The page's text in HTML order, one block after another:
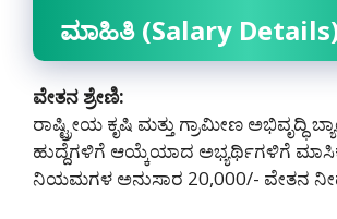
ಮಾಹಿತಿ (Salary
ವೇತನ ಶ್ರೇಣಿ:
ರಾಷ್ಟ್ರೀಯ ಕೃಷಿ ಮತ್ತು ಗ್ರಾಮೀಣ ಅಭಿವೃದ್ಧಿ
ಹುದ್ದೆಗಳಿಗೆ ಆಯ್ಕೆಯಾದ ಅಭ್ಯರ್ಥಿಗಳಿಗೆ
ನಿಯಮಗಳ ಅನುಸಾರ 20,000/- ವೇತನ